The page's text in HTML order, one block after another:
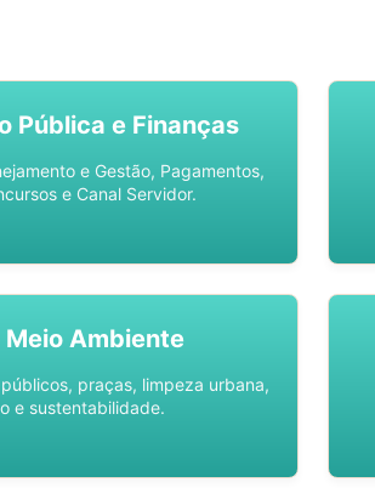
Pública e Finanças
e Gestão, Pagamentos,
e Canal Servidor.
Meio Ambiente
praças, limpeza urbana,
e sustentabilidade.